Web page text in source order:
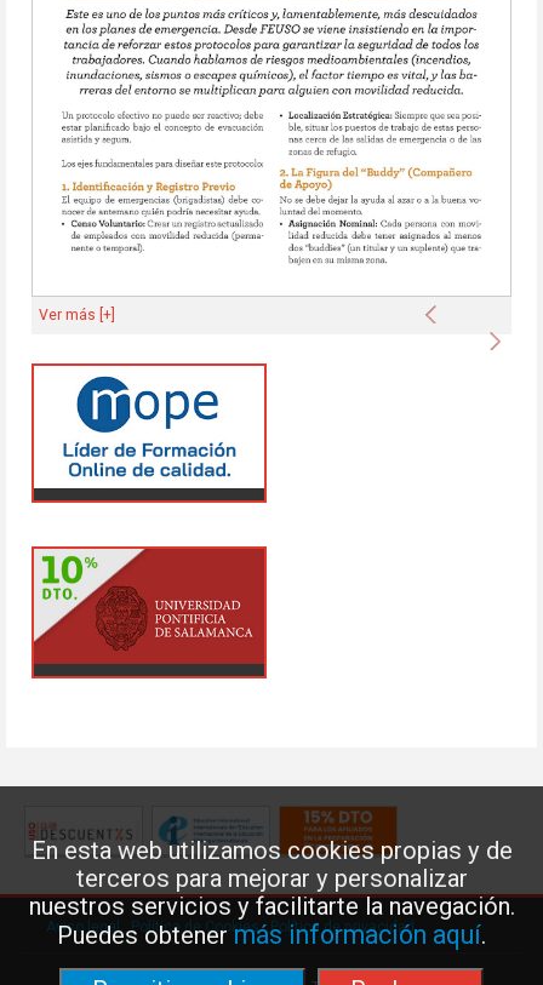
En esta web utilizamos cookies propias y de
terceros para mejorar y personalizar
nuestros servicios y facilitarte la navegación.
Puedes obtenermás información aquí.
Anterior
Ver más [+]
Aviso legal Política de Cookies· Política de privacidad